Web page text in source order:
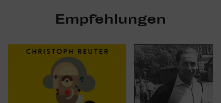
Empfehlungen